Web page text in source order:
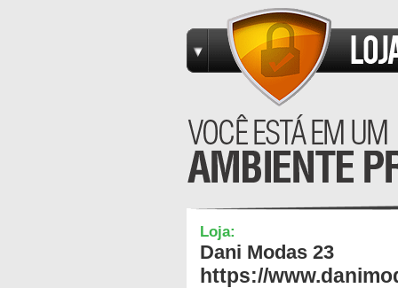
Loja:
Dani Modas 23
https://